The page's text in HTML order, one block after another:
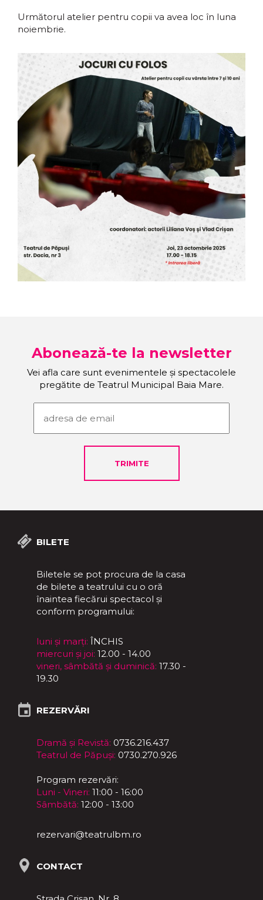
Următorul atelier pentru copii va avea loc în luna
noiembrie.
Abonează-te la newsletter
Vei afla care sunt evenimentele și spectacolele
pregătite de Teatrul Municipal Baia Mare.
BILETE
Biletele se pot procura de la casa
de bilete a teatrului cu o oră
înaintea fiecărui spectacol și
conform programului:
luni și marți: ÎNCHIS
miercuri și joi: 12.00 - 14.00
vineri, sâmbătă și duminică: 17.30 -
19.30
REZERVĂRI
Dramă și Revistă: 0736.216.437
Teatrul de Păpuși: 0730.270.926
Program rezervări:
Luni - Vineri: 11:00 - 16:00
Sâmbătă: 12:00 - 13:00
rezervari@teatrulbm.ro
CONTACT